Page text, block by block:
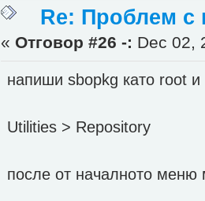
Re: Проблем с
« Отговор #26 -: Dec 02,
напиши sbopkg като root и
Utilities > Repository
после от началното меню